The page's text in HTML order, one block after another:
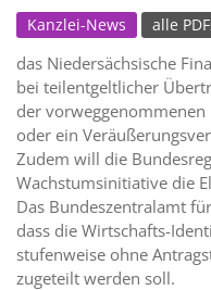
Kanzlei-News alle
das Niedersächsische
bei teilentgeltlicher
der
oder ein
Zudem will die
Wachstumsinitiative die
Das Bundeszentralamt
dass die Wirtschafts-
stufenweise ohne
zugeteilt werden soll.